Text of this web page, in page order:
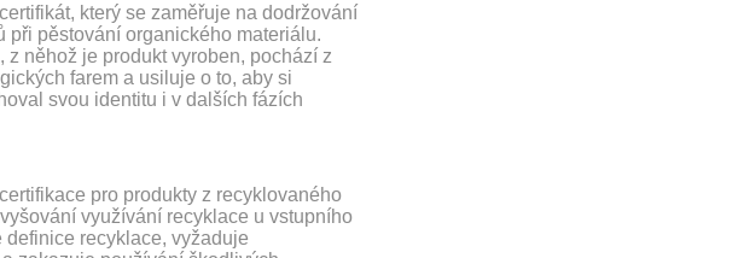
který se zaměřuje na dodržování
při pěstování organického materiálu.
z něhož je produkt vyroben, pochází z
farem a usiluje o to, aby si
svou identitu i v dalších fázích
pro produkty z recyklovaného
využívání recyklace u vstupního
definice recyklace, vyžaduje